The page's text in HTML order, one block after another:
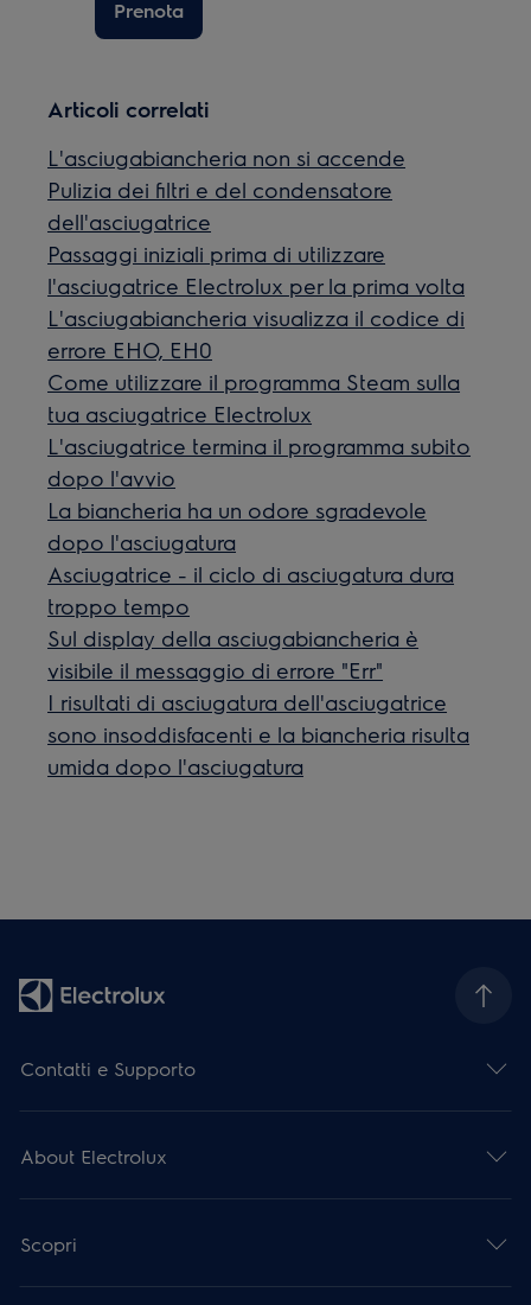
Prenota
Articoli correlati
L'asciugabiancheria non si accende
Pulizia dei filtri e del condensatore
dell'asciugatrice
Passaggi iniziali prima di utilizzare
l'asciugatrice Electrolux per la prima volta
L'asciugabiancheria visualizza il codice di
errore EHO, EH0
Come utilizzare il programma Steam sulla
tua asciugatrice Electrolux
L'asciugatrice termina il programma subito
dopo l'avvio
La biancheria ha un odore sgradevole
dopo l'asciugatura
Asciugatrice - il ciclo di asciugatura dura
troppo tempo
Sul display della asciugabiancheria è
visibile il messaggio di errore "Err"
I risultati di asciugatura dell'asciugatrice
sono insoddisfacenti e la biancheria risulta
umida dopo l'asciugatura
Contatti e Supporto
About Electrolux
Scopri